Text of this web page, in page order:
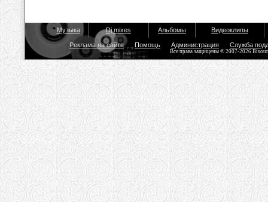
Музыка Dj mixes Альбомы Видеоклипы
Реклама на сайте Помощь Администрация Служба
Все права защищены © 2007-2026